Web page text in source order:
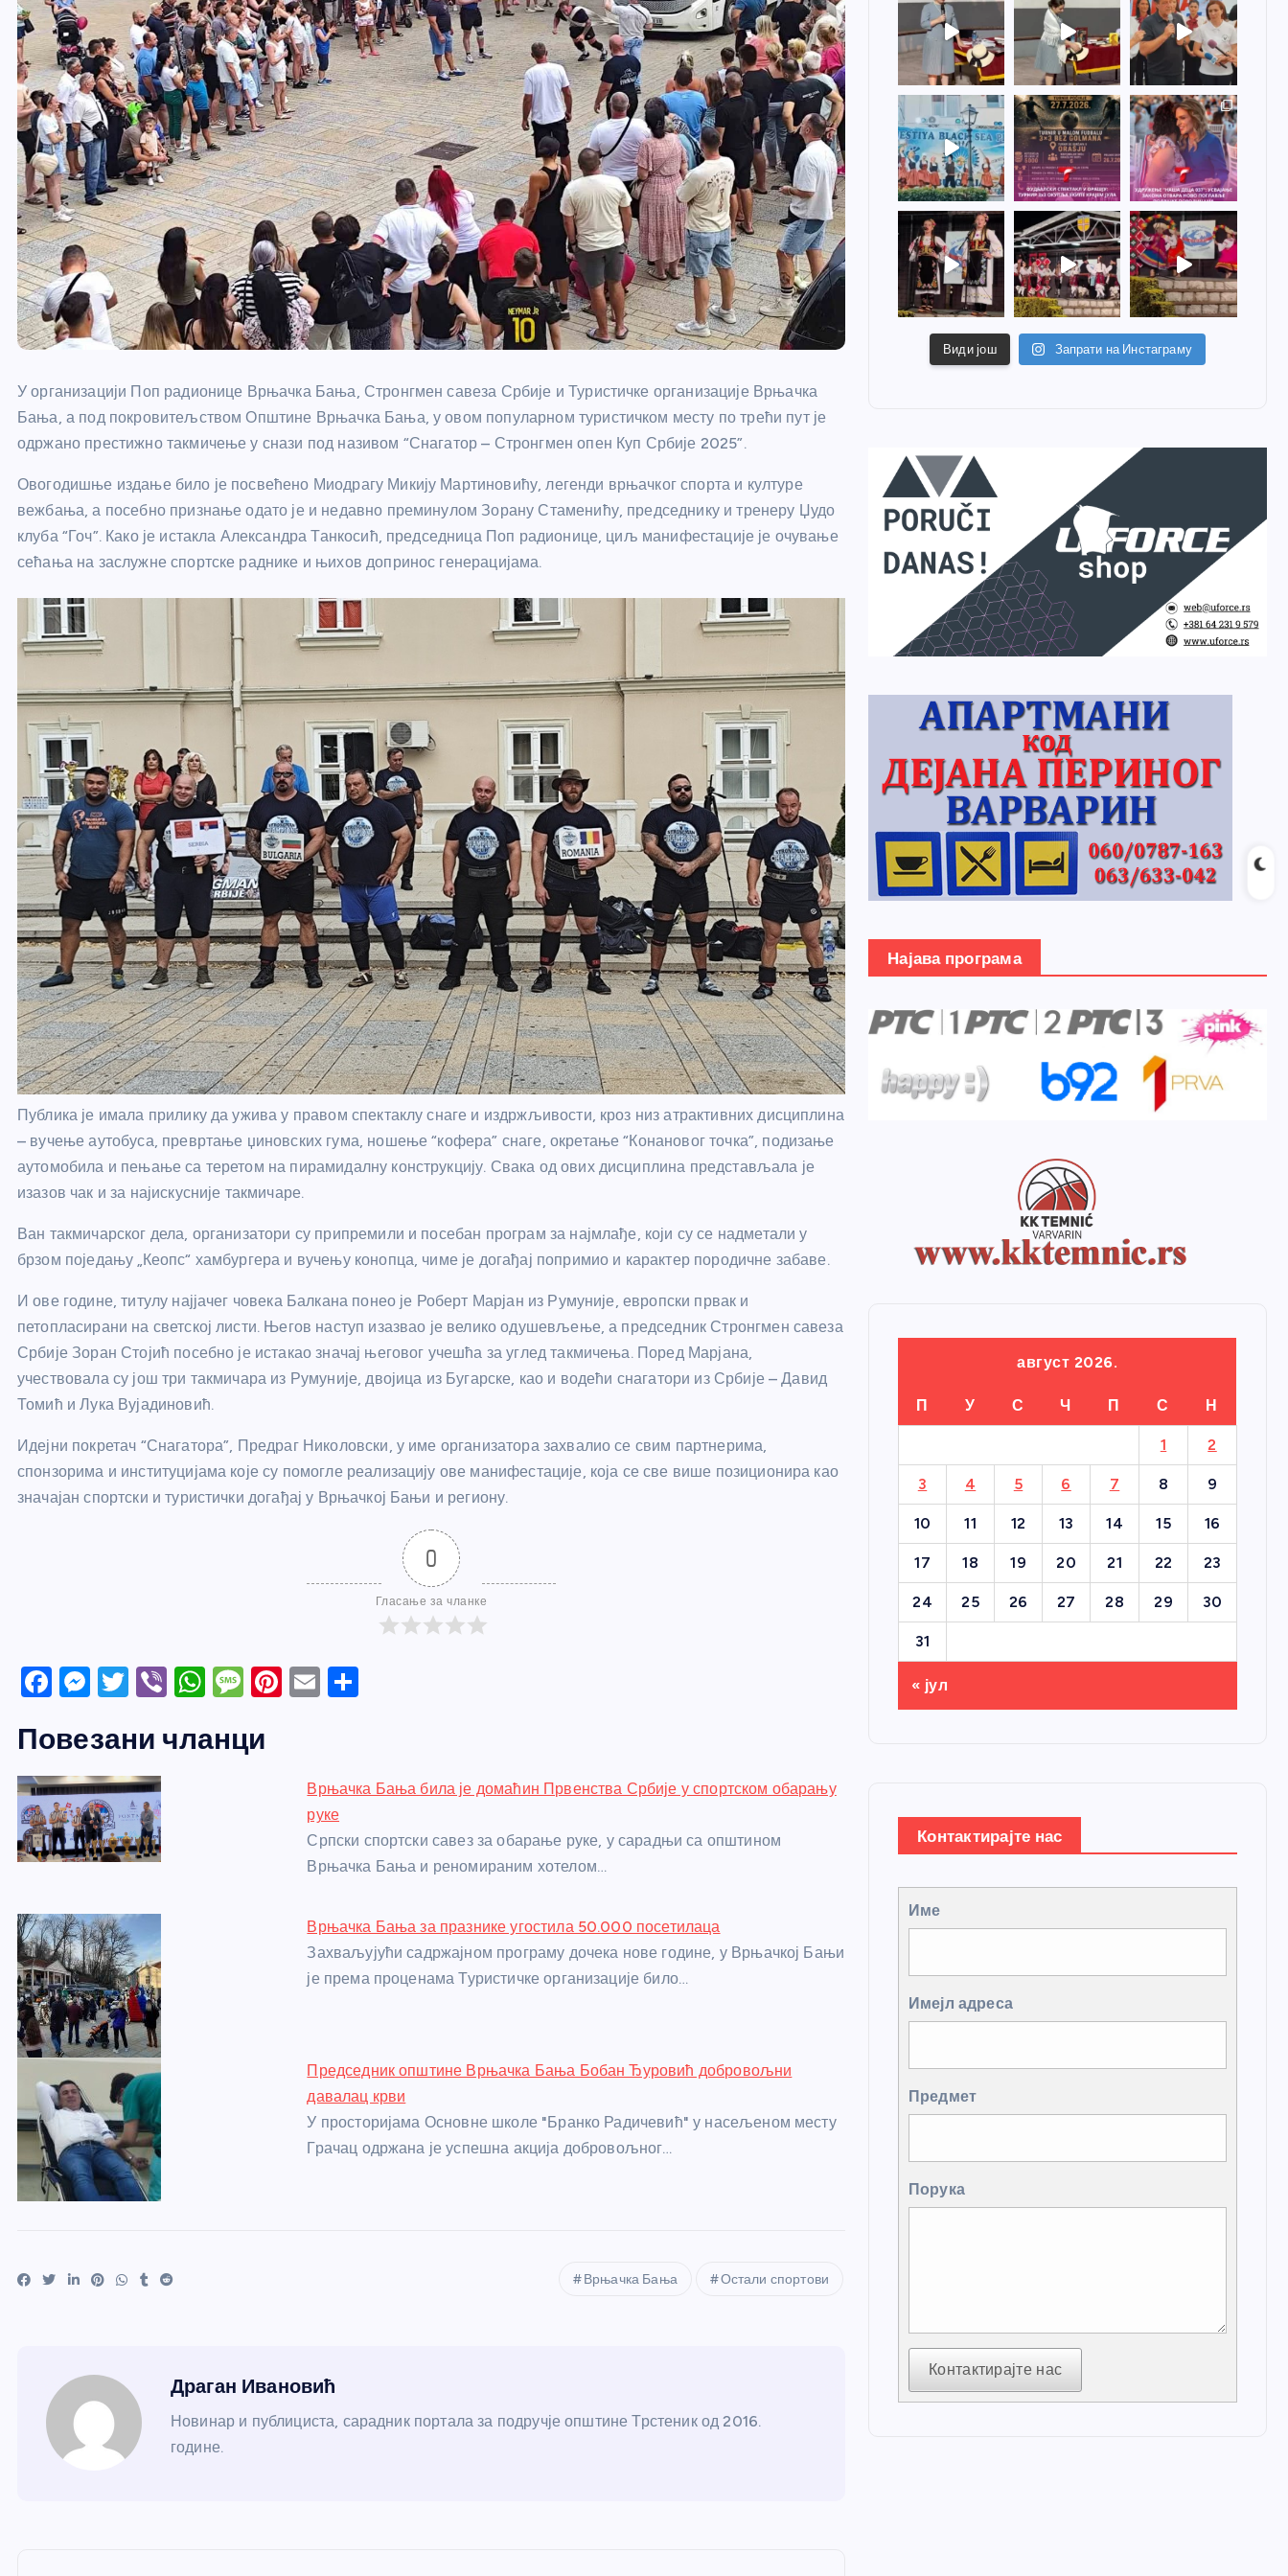
У организацији Поп радионице Врњачка Бања, Стронгмен савеза Србије и Туристичке организације Врњачка
Бања, а под покровитељством Општине Врњачка Бања, у овом популарном туристичком месту по трећи пут је
одржано престижно такмичење у снази под називом “Снагатор – Стронгмен опен Куп Србије 2025”.
Овогодишње издање било је посвећено Миодрагу Микију Мартиновићу, легенди врњачког спорта и културе
вежбања, а посебно признање одато је и недавно преминулом Зорану Стаменићу, председнику и тренеру Џудо
клуба “Гоч”. Како је истакла Александра Танкосић, председница Поп радионице, циљ манифестације је очување
сећања на заслужне спортске раднике и њихов допринос генерацијама.
Публика је имала прилику да ужива у правом спектаклу снаге и издржљивости, кроз низ атрактивних дисциплина
– вучење аутобуса, превртање џиновских гума, ношење “кофера” снаге, окретање “Конановог точка”, подизање
аутомобила и пењање са теретом на пирамидалну конструкцију. Свака од ових дисциплина представљала је
изазов чак и за најискусније такмичаре.
Ван такмичарског дела, организатори су припремили и посебан програм за најмлађе, који су се надметали у
брзом поједању „Кеопс“ хамбургера и вучењу конопца, чиме је догађај попримио и карактер породичне забаве.
И ове године, титулу најјачег човека Балкана понео је Роберт Марјан из Румуније, европски првак и
петопласирани на светској листи. Његов наступ изазвао је велико одушевљење, а председник Стронгмен савеза
Србије Зоран Стојић посебно је истакао значај његовог учешћа за углед такмичења. Поред Марјана,
учествовала су још три такмичара из Румуније, двојица из Бугарске, као и водећи снагатори из Србије – Давид
Томић и Лука Вујадиновић.
Идејни покретач “Снагатора”, Предраг Николовски, у име организатора захвалио се свим партнерима,
спонзорима и институцијама које су помогле реализацију ове манифестације, која се све више позиционира као
значајан спортски и туристички догађај у Врњачкој Бањи и региону.
0
Гласање за чланке
F
c
e
b
o
o
M
ss
e
n
g
er
T
itt
er
Vi
er
W
at
M
ss
Pi
st
E
Повезани чланци
Врњачка Бања била је домаћин Првенства Србије у спортском обарању
руке
Српски спортски савез за обарање руке, у сарадњи са општином
Врњачка Бања и реномираним хотелом…
Врњачка Бања за празнике угостила 50.000 посетилаца
Захваљујући садржајном програму дочека нове године, у Врњачкој Бањи
је према проценама Туристичке организације било…
Председник општине Врњачка Бања Бобан Ђуровић добровољни
давалац крви
У просторијама Основне школе "Бранко Радичевић" у насељеном месту
Грачац одржана је успешна акција добровољног…
Врњачка Бања Остали спортови
Драган Ивановић
Новинар и публициста, сарадник портала за подручје општине Трстеник од 2016.
године.
Види још Запрати на Инстаграму
Најава програма
август 2026.
П У С Ч П С Н
1 2
3 4 5 6 7 8 9
10 11 12 13 14 15 16
17 18 19 20 21 22 23
24 25 26 27 28 29 30
31
« јул
Контактирајте нас
Име
Имејл адреса
Предмет
Порука
Контактирајте нас